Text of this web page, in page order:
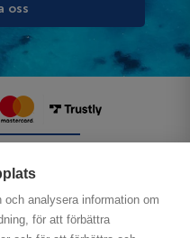
analysera information om
för att förbättra
oss
medier